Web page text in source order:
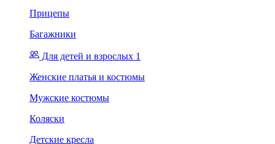
Прицепы
Багажники
Для детей и взрослых 1
Женские платья и костюмы
Мужские костюмы
Коляски
Детские кресла